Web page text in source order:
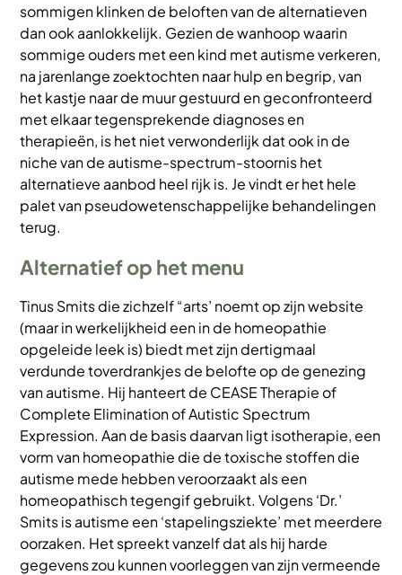
sommigen klinken de beloften van de alternatieven
dan ook aanlokkelijk. Gezien de wanhoop waarin
sommige ouders met een kind met autisme verkeren,
na jarenlange zoektochten naar hulp en begrip, van
het kastje naar de muur gestuurd en geconfronteerd
met elkaar tegensprekende diagnoses en
therapieën, is het niet verwonderlijk dat ook in de
niche van de autisme-spectrum-stoornis het
alternatieve aanbod heel rijk is. Je vindt er het hele
palet van pseudowetenschappelijke behandelingen
terug.
Alternatief op het menu
Tinus Smits die zichzelf “arts’ noemt op zijn website
(maar in werkelijkheid een in de homeopathie
opgeleide leek is) biedt met zijn dertigmaal
verdunde toverdrankjes de belofte op de genezing
van autisme. Hij hanteert de CEASE Therapie of
Complete Elimination of Autistic Spectrum
Expression. Aan de basis daarvan ligt isotherapie, een
vorm van homeopathie die de toxische stoffen die
autisme mede hebben veroorzaakt als een
homeopathisch tegengif gebruikt. Volgens ‘Dr.’
Smits is autisme een ‘stapelingsziekte’ met meerdere
oorzaken. Het spreekt vanzelf dat als hij harde
gegevens zou kunnen voorleggen van zijn vermeende